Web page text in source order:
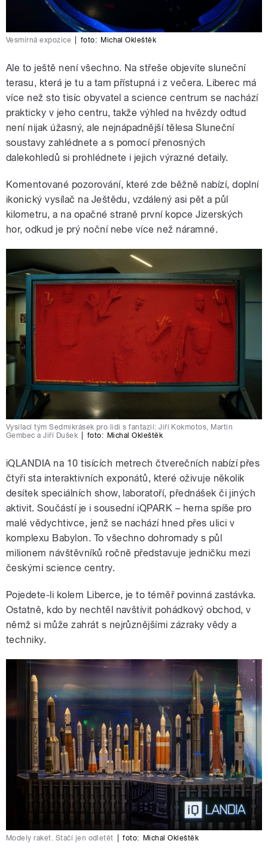
Vesmírná expozice foto: Michal Okleštěk
Ale to ještě není všechno. Na střeše objevíte sluneční
terasu, která je tu a tam přístupná i z večera. Liberec má
více než sto tisíc obyvatel a science centrum se nachází
prakticky v jeho centru, takže výhled na hvězdy odtud
není nijak úžasný, ale nejnápadnější tělesa Sluneční
soustavy zahlédnete a s pomocí přenosných
dalekohledů si prohlédnete i jejich výrazné detaily.
Komentované pozorování, které zde běžně nabízí, doplní
ikonický vysílač na Ještědu, vzdálený asi pět a půl
kilometru, a na opačné straně první kopce Jizerských
hor, odkud je prý noční nebe více než náramné.
Vysílací tým Sedmikrásek pro lidi s fantazií: Jiří Kokmotos, Martin
Gembec a Jiří Dušek
foto: Michal Okleštěk
iQLANDIA na 10 tisících metrech čtverečních nabízí přes
čtyři sta interaktivních exponátů, které oživuje několik
desítek speciálních show, laboratoří, přednášek či jiných
aktivit. Součástí je i sousední iQPARK – herna spíše pro
malé vědychtivce, jenž se nachází hned přes ulici v
komplexu Babylon. To všechno dohromady s půl
milionem návštěvníků ročně představuje jedničku mezi
českými science centry.
Pojedete-li kolem Liberce, je to téměř povinná zastávka.
Ostatně, kdo by nechtěl navštívit pohádkový obchod, v
němž si může zahrát s nejrůznějšími zázraky vědy a
techniky.
Modely raket. Stačí jen odletět foto: Michal Okleštěk